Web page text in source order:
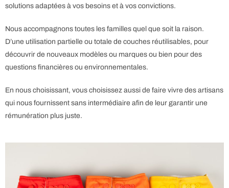
solutions adaptées à vos besoins et à vos convictions.
Nous accompagnons toutes les familles quel que soit la raison.
D’une utilisation partielle ou totale de couches réutilisables, pour
découvrir de nouveaux modèles ou marques ou bien pour des
questions financières ou environnementales.
En nous choisissant, vous choisissez aussi de faire vivre des artisans
qui nous fournissent sans intermédiaire afin de leur garantir une
rémunération plus juste.